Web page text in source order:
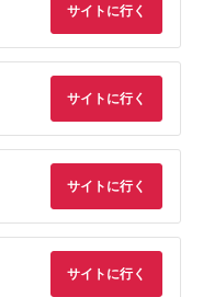
サイトに行く
サイトに行く
サイトに行く
サイトに行く